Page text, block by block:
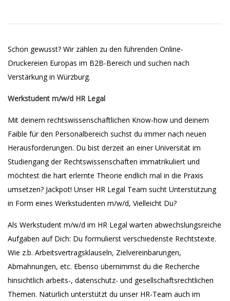
Schon gewusst? Wir zählen zu den führenden Online-
Druckereien Europas im B2B-Bereich und suchen nach
Verstärkung in Würzburg.
Werkstudent m/w/d HR Legal
Mit deinem rechtswissenschaftlichen Know-how und deinem
Faible für den Personalbereich suchst du immer nach neuen
Herausforderungen. Du bist derzeit an einer Universität im
Studiengang der Rechtswissenschaften immatrikuliert und
möchtest die hart erlernte Theorie endlich mal in die Praxis
umsetzen? Jackpot! Unser HR Legal Team sucht Unterstützung
in Form eines Werkstudenten m/w/d, Vielleicht Du?
Als Werkstudent m/w/d im HR Legal warten abwechslungsreiche
Aufgaben auf Dich: Du formulierst verschiedenste Rechtstexte.
Wie z.b. Arbeitsvertragsklauseln, Zielvereinbarungen,
Abmahnungen, etc. Ebenso übernimmst du die Recherche
hinsichtlich arbeits-, datenschutz- und gesellschaftsrechtlichen
Themen. Natürlich unterstützt du unser HR-Team auch im